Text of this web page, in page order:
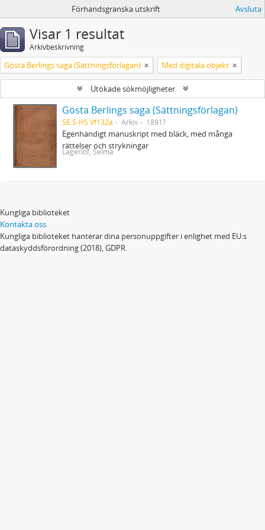
Förhandsgranska utskrift Avsluta
Visar 1 resultat
Arkivbeskrivning
Gösta Berlings saga (Sättningsförlagan) Med digitala objekt
Utökade sökmöjligheter
Gösta Berlings saga (Sättningsförlagan)
SE S-HS Vf132a Arkiv 1891?
Egenhändigt manuskript med bläck, med många
rättelser och strykningar
Lagerlöf, Selma
Kungliga biblioteket
Kontakta oss
Kungliga biblioteket hanterar dina personuppgifter i enlighet med EU:s
dataskyddsförordning (2018), GDPR.